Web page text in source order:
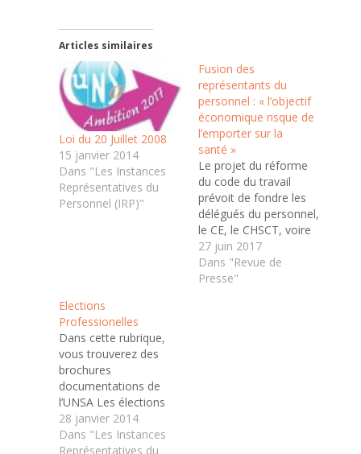
Articles similaires
Loi du 20 Juillet 2008
15 janvier 2014
Dans "Les Instances
Représentatives du
Personnel (IRP)"
Fusion des
représentants du
personnel : « l’objectif
économique risque de
l’emporter sur la
santé »
Le projet du réforme
du code du travail
prévoit de fondre les
délégués du personnel,
le CE, le CHSCT, voire
les délégués syndicaux,
en une instance unique.
Les élus se méfient.
27 juin 2017
Dans "Revue de
Presse"
Elections
Professionelles
Dans cette rubrique,
vous trouverez des
brochures
documentations de
l’UNSA Les élections
professionnelles
préparation
déroulement Les
28 janvier 2014
Dans "Les Instances
Représentatives du